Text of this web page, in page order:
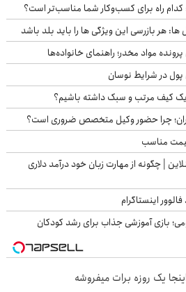
کدام راه برای کسب‌وکار شما مناسب‌تر است؟
هر بازرسی این ویژگی ها را باید بلد باشد
در شرایط نوسان
کیف مرتب و سبک داشته باشیم؟
چرا حضور وکیل متخصص ضروری است؟
مناسب
| چگونه از مهارت زبان خود درآمد دلاری
اینستاگرام
بازی آموزشی جذاب برای رشد کودکان
یک روزه برات میفروشه